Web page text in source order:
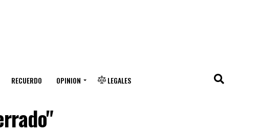
RECUERDO OPINION LEGALES